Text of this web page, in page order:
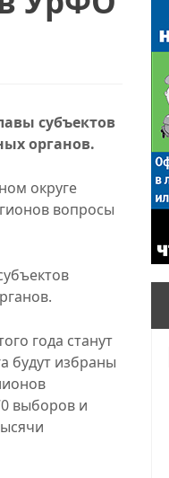
субъектов
органов.
округе
вопросы
года станут
будут избраны
выборов и